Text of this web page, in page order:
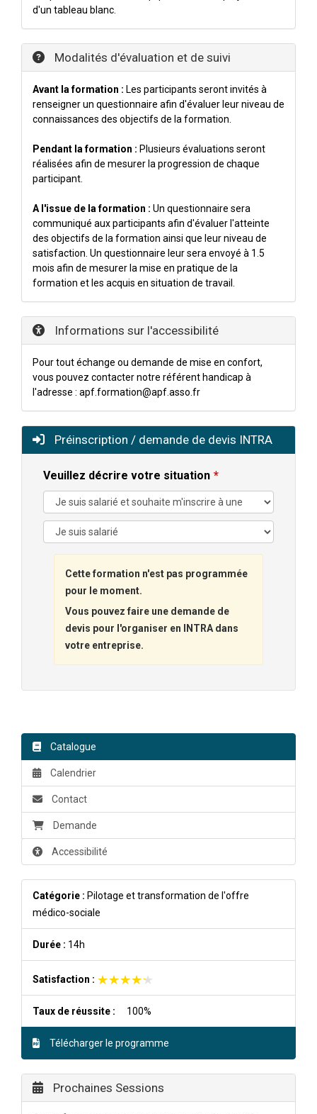
d'un tableau blanc.
Modalités d'évaluation et de suivi
Avant la formation : Les participants seront invités à
renseigner un questionnaire afin d'évaluer leur niveau de
connaissances des objectifs de la formation.
Pendant la formation : Plusieurs évaluations seront
réalisées afin de mesurer la progression de chaque
participant.
A l'issue de la formation : Un questionnaire sera
communiqué aux participants afin d'évaluer l'atteinte
des objectifs de la formation ainsi que leur niveau de
satisfaction. Un questionnaire leur sera envoyé à 1.5
mois afin de mesurer la mise en pratique de la
formation et les acquis en situation de travail.
Informations sur l'accessibilité
Pour tout échange ou demande de mise en confort,
vous pouvez contacter notre référent handicap à
l'adresse : apf.formation@apf.asso.fr
Préinscription / demande de devis INTRA
Veuillez décrire votre situation
Cette formation n'est pas programmée
pour le moment.
Vous pouvez faire une demande de
devis pour l'organiser en INTRA dans
votre entreprise.
Catalogue
Calendrier
Contact
Demande
Accessibilité
Catégorie : Pilotage et transformation de l'offre
médico-sociale
Durée : 14h
Satisfaction : ★★★★★
★★★★★
Taux de réussite : 100%
Télécharger le programme
Prochaines Sessions